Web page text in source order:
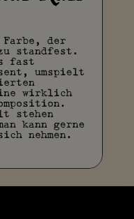
Farbe, der
standfest.
fast
umspielt
wirklich
stehen
kann gerne
nehmen.